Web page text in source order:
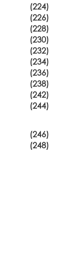
(224)
(226)
(228)
(230)
(232)
(234)
(236)
(238)
(242)
(244)
(246)
(248)